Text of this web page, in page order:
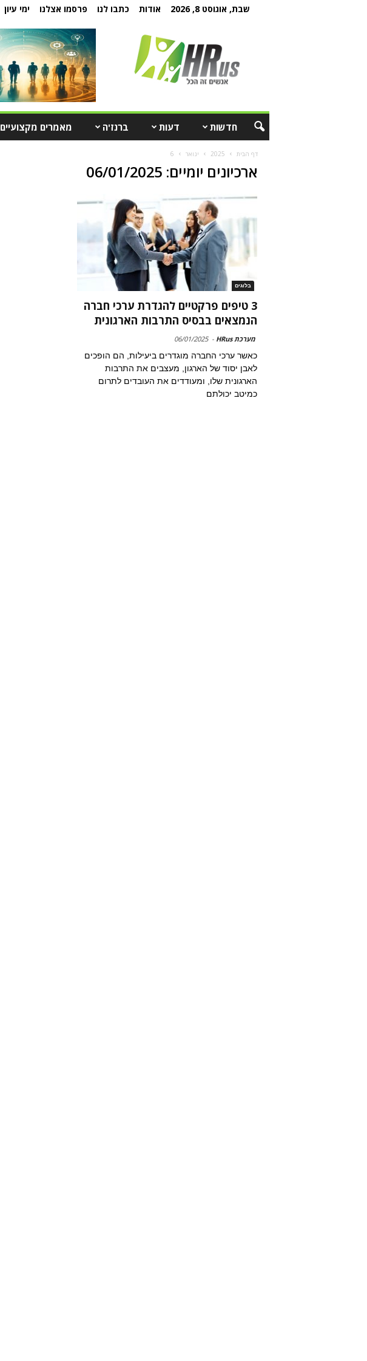
שבת, אוגוסט 8, 2026 אודות כתבו לנו פרסמו אצלנו ימי עיון
חדשות דעות ברנז'ה מאמרים מקצועיים
דף הבית 2025 ינואר 6
ארכיונים יומיים: 06/01/2025
בלוגים
3 טיפים פרקטיים להגדרת ערכי חברה
הנמצאים בבסיס התרבות הארגונית
מערכת HRus -
06/01/2025
כאשר ערכי החברה מוגדרים ביעילות, הם הופכים
לאבן יסוד של הארגון, מעצבים את התרבות
הארגונית שלו, ומעודדים את העובדים לתרום
כמיטב יכולתם